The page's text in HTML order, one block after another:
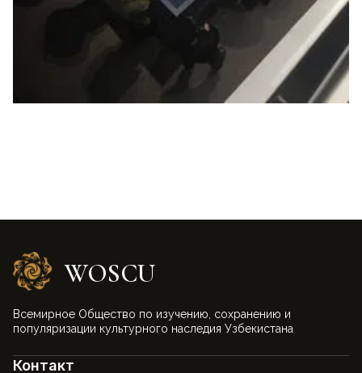
WOSCU
Всемирное Общество по изучению, сохранению и
популяризации культурного наследия Узбекистана
Контакт